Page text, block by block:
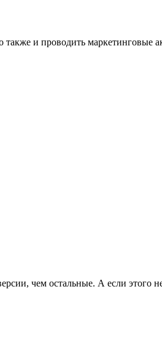
и проводить маркетинговые
чем остальные. А если